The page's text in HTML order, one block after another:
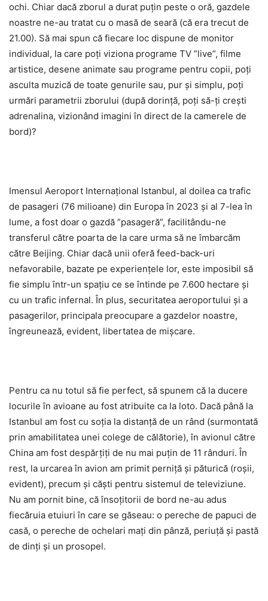
ochi. Chiar dacă zborul a durat puțin peste o oră, gazdele
noastre ne-au tratat cu o masă de seară (că era trecut de
21.00). Să mai spun că fiecare loc dispune de monitor
individual, la care poți viziona programe TV ”live”, filme
artistice, desene animate sau programe pentru copii, poți
asculta muzică de toate genurile sau, pur și simplu, poți
urmări parametrii zborului (după dorință, poți să-ți crești
adrenalina, vizionând imagini în direct de la camerele de
bord)?
Imensul Aeroport Internațional Istanbul, al doilea ca trafic
de pasageri (76 milioane) din Europa în 2023 și al 7-lea în
lume, a fost doar o gazdă ”pasageră”, facilitându-ne
transferul către poarta de la care urma să ne îmbarcăm
către Beijing. Chiar dacă unii oferă feed-back-uri
nefavorabile, bazate pe experiențele lor, este imposibil să
fie simplu într-un spațiu ce se întinde pe 7.600 hectare și
cu un trafic infernal. În plus, securitatea aeroportului și a
pasagerilor, principala preocupare a gazdelor noastre,
îngreunează, evident, libertatea de mișcare.
Pentru ca nu totul să fie perfect, să spunem că la ducere
locurile în avioane au fost atribuite ca la loto. Dacă până la
Istanbul am fost cu soția la distanță de un rând (surmontată
prin amabilitatea unei colege de călătorie), în avionul către
China am fost despărțiți de nu mai puțin de 11 rânduri. În
rest, la urcarea în avion am primit perniță și păturică (roșii,
evident), precum și căști pentru sistemul de televiziune.
Nu am pornit bine, că însoțitorii de bord ne-au adus
fiecăruia etuiuri în care se găseau: o pereche de papuci de
casă, o pereche de ochelari mați din pânză, periuță și pastă
de dinți și un prosopel.